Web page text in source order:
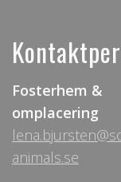
Fosterhem &
omplacering
animals.se